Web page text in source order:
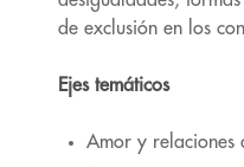
de exclusión en los
Ejes temáticos
Amor y relaciones